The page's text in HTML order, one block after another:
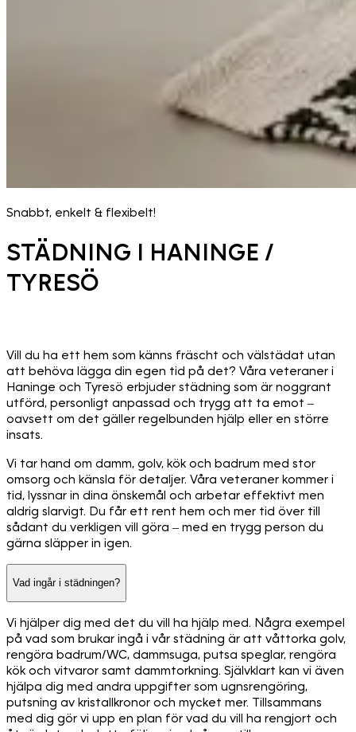
Snabbt, enkelt & flexibelt!
STÄDNING I HANINGE /
TYRESÖ
Vill du ha ett hem som känns fräscht och välstädat utan
att behöva lägga din egen tid på det? Våra veteraner i
Haninge och Tyresö erbjuder städning som är noggrant
utförd, personligt anpassad och trygg att ta emot –
oavsett om det gäller regelbunden hjälp eller en större
insats.
Vi tar hand om damm, golv, kök och badrum med stor
omsorg och känsla för detaljer. Våra veteraner kommer i
tid, lyssnar in dina önskemål och arbetar effektivt men
aldrig slarvigt. Du får ett rent hem och mer tid över till
sådant du verkligen vill göra – med en trygg person du
gärna släpper in igen.
Vad ingår i städningen?
Vi hjälper dig med det du vill ha hjälp med. Några exempel
på vad som brukar ingå i vår städning är att våttorka golv,
rengöra badrum/WC, dammsuga, putsa speglar, rengöra
kök och vitvaror samt dammtorkning. Självklart kan vi även
hjälpa dig med andra uppgifter som ugnsrengöring,
putsning av kristallkronor och mycket mer. Tillsammans
med dig gör vi upp en plan för vad du vill ha rengjort och